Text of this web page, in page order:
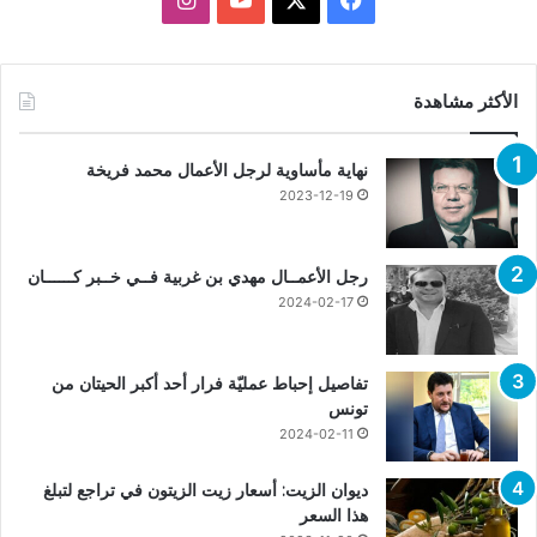
الأكثر مشاهدة
نهاية مأساوية لرجل الأعمال محمد فريخة
2023-12-19
رجل الأعمــال مهدي بن غربية فــي خــبر كــــــان
2024-02-17
تفاصيل إحباط عمليّة فرار أحد أكبر الحيتان من
تونس
2024-02-11
ديوان الزيت: أسعار زيت الزيتون في تراجع لتبلغ
هذا السعر